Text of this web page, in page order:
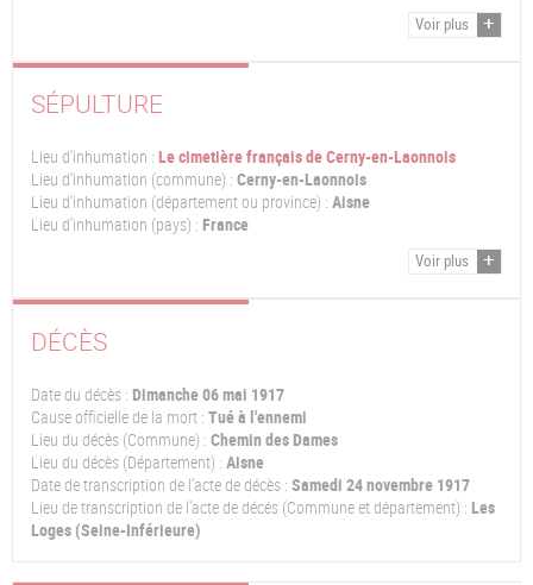
Voir plus
SÉPULTURE
Lieu d'inhumation : Le cimetière français de Cerny-en-Laonnois
Lieu d'inhumation (commune) : Cerny-en-Laonnois
Lieu d'inhumation (département ou province) : Aisne
Lieu d'inhumation (pays) : France
Voir plus
DÉCÈS
Date du décès : Dimanche 06 mai 1917
Cause officielle de la mort : Tué à l'ennemi
Lieu du décès (Commune) : Chemin des Dames
Lieu du décès (Département) : Aisne
Date de transcription de l'acte de décès : Samedi 24 novembre 1917
Lieu de transcription de l'acte de décés (Commune et département) : Les
Loges (Seine-Inférieure)